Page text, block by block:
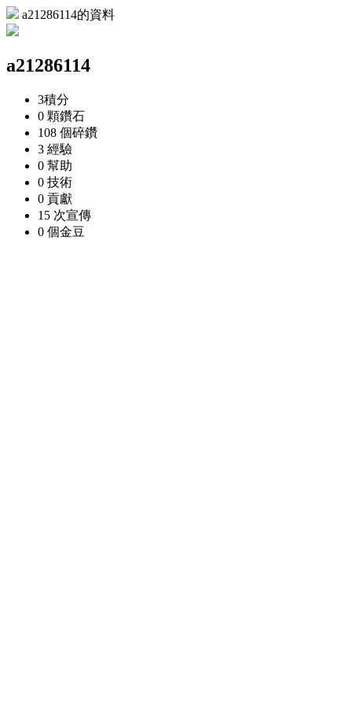
a21286114的資料
a21286114
3積分
0 顆鑽石
108 個碎鑽
3 經驗
0 幫助
0 技術
0 貢獻
15 次宣傳
0 個金豆